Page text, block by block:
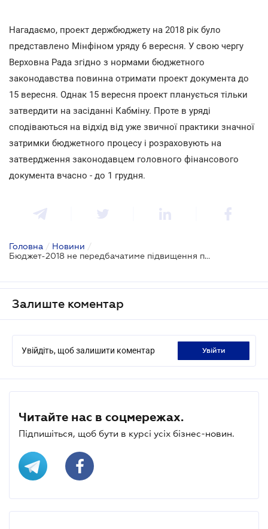
Нагадаємо, проект держбюджету на 2018 рік було
представлено Мінфіном уряду 6 вересня. У свою чергу
Верховна Рада згідно з нормами бюджетного
законодавства повинна отримати проект документа до
15 вересня. Однак 15 вересня проект планується тільки
затвердити на засіданні Кабміну. Проте в уряді
сподіваються на відхід від уже звичної практики значної
затримки бюджетного процесу і розраховують на
затвердження законодавцем головного фінансового
документа вчасно - до 1 грудня.
Головна / Новини /
Бюджет-2018 не передбачатиме підвищення податкових ставок
Залиште коментар
Увійдіть, щоб залишити коментар увійти
Читайте нас в соцмережах.
Підпишіться, щоб бути в курсі усіх бізнес-новин.